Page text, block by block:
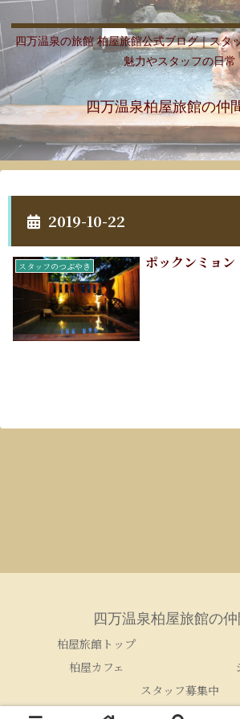
四万温泉の旅館 柏屋旅館公式ブログ｜スタ
魅力やスタッフの日常
四万温泉柏屋旅館の仲
2019-10-22
スタッフのつぶやき ポックンミョン
四万温泉柏屋旅館の
柏屋旅館トップ
柏屋カフェ
スタッフ募集中